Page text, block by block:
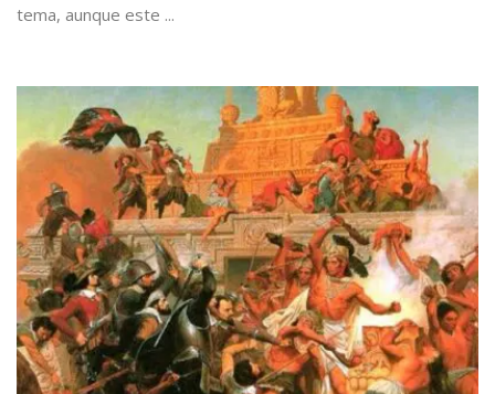
tema, aunque este ...